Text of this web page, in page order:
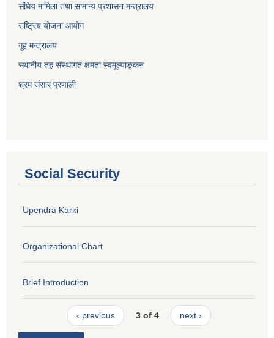
संघिय मामिला तथा सामान्य प्रशासन मन्त्रालय
राष्ट्रिय योजना आयोग
गूह मन्त्रालय
स्थानीय तह संस्थागत क्षमता स्वमूल्याङ्कन
श्रम संसार प्रणाली
Social Security
Upendra Karki
Organizational Chart
Brief Introduction
‹ previous 3 of 4 next ›